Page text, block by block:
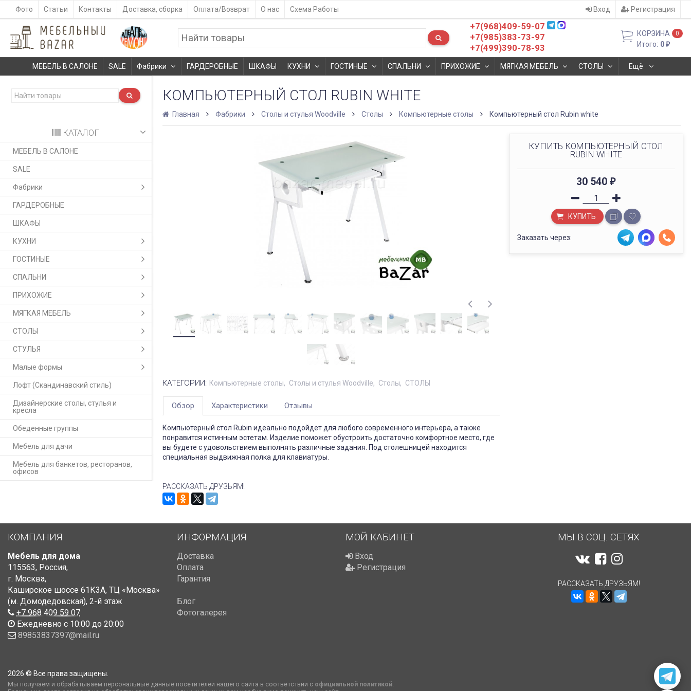
Фото Статьи Контакты Доставка, сборка Оплата/Возврат О нас Схема Работы Вход Регистрация
+7(968)409-59-07
+7(985)383-73-97
+7(499)390-78-93
КОРЗИНА 0
Итого: 0₽
МЕБЕЛЬ В САЛОНЕ SALE Фабрики ГАРДЕРОБНЫЕ ШКАФЫ КУХНИ ГОСТИНЫЕ СПАЛЬНИ ПРИХОЖИЕ МЯГКАЯ МЕБЕЛЬ СТОЛЫ Ещё
КАТАЛОГ
МЕБЕЛЬ В САЛОНЕ
SALE
Фабрики
ГАРДЕРОБНЫЕ
ШКАФЫ
КУХНИ
ГОСТИНЫЕ
СПАЛЬНИ
ПРИХОЖИЕ
МЯГКАЯ МЕБЕЛЬ
СТОЛЫ
СТУЛЬЯ
Малые формы
Лофт (Скандинавский стиль)
Дизайнерские столы, стулья и
кресла
Обеденные группы
Мебель для дачи
Мебель для банкетов, ресторанов,
офисов
КОМПЬЮТЕРНЫЙ СТОЛ RUBIN WHITE
Главная Фабрики Столы и стулья Woodville Столы Компьютерные столы Компьютерный стол Rubin white
КУПИТЬ КОМПЬЮТЕРНЫЙ СТОЛ
RUBIN WHITE
30 540₽
КУПИТЬ
Заказать через:
КАТЕГОРИИ: Компьютерные столы Столы и стулья Woodville Столы СТОЛЫ
Обзор Характеристики Отзывы
Компьютерный стол Rubin идеально подойдет для любого современного интерьера, а также
понравится истинным эстетам. Изделие поможет обустроить достаточно комфортное место, где
вы будете с удовольствием выполнять различные задания. Под столешницей находится
специальная выдвижная полка для клавиатуры.
РАССКАЗАТЬ ДРУЗЬЯМ!
КОМПАНИЯ
Мебель для дома
115563, Россия,
г. Москва,
Каширское шоссе 61К3А, ТЦ «Москва»
(м. Домодедовская), 2-й этаж
+7 968 409 59 07
Ежедневно с 10:00 до 20:00
89853837397@mail.ru
ИНФОРМАЦИЯ
Доставка
Оплата
Гарантия
Блог
Фотогалерея
МОЙ КАБИНЕТ
Вход
Регистрация
МЫ В СОЦ. СЕТЯХ
РАССКАЗАТЬ ДРУЗЬЯМ!
2026 © Все права защищены.
Мы получаем и обрабатываем персональные данные посетителей нашего сайта в соответствии с официальной политикой.